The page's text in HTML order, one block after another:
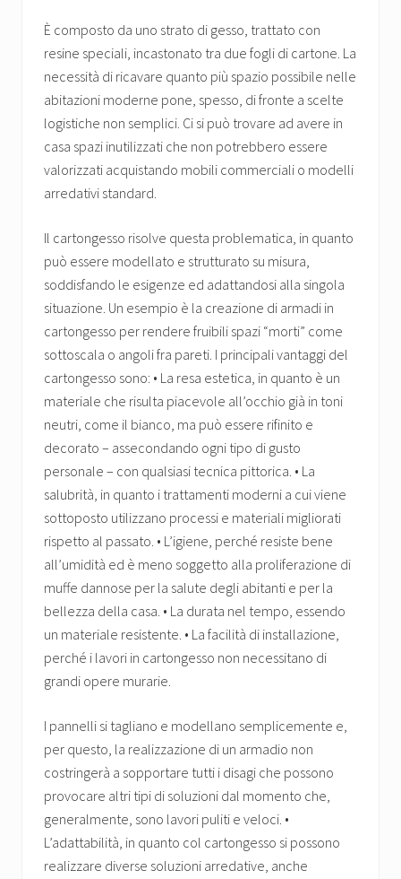
È composto da uno strato di gesso, trattato con
resine speciali, incastonato tra due fogli di cartone. La
necessità di ricavare quanto più spazio possibile nelle
abitazioni moderne pone, spesso, di fronte a scelte
logistiche non semplici. Ci si può trovare ad avere in
casa spazi inutilizzati che non potrebbero essere
valorizzati acquistando mobili commerciali o modelli
arredativi standard.
Il cartongesso risolve questa problematica, in quanto
può essere modellato e strutturato su misura,
soddisfando le esigenze ed adattandosi alla singola
situazione. Un esempio è la creazione di armadi in
cartongesso per rendere fruibili spazi “morti” come
sottoscala o angoli fra pareti. I principali vantaggi del
cartongesso sono: • La resa estetica, in quanto è un
materiale che risulta piacevole all’occhio già in toni
neutri, come il bianco, ma può essere rifinito e
decorato – assecondando ogni tipo di gusto
personale – con qualsiasi tecnica pittorica. • La
salubrità, in quanto i trattamenti moderni a cui viene
sottoposto utilizzano processi e materiali migliorati
rispetto al passato. • L’igiene, perché resiste bene
all’umidità ed è meno soggetto alla proliferazione di
muffe dannose per la salute degli abitanti e per la
bellezza della casa. • La durata nel tempo, essendo
un materiale resistente. • La facilità di installazione,
perché i lavori in cartongesso non necessitano di
grandi opere murarie.
I pannelli si tagliano e modellano semplicemente e,
per questo, la realizzazione di un armadio non
costringerà a sopportare tutti i disagi che possono
provocare altri tipi di soluzioni dal momento che,
generalmente, sono lavori puliti e veloci. •
L’adattabilità, in quanto col cartongesso si possono
realizzare diverse soluzioni arredative, anche